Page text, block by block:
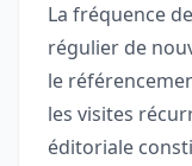
La fréquence
régulier de
le
les visites
éditoriale